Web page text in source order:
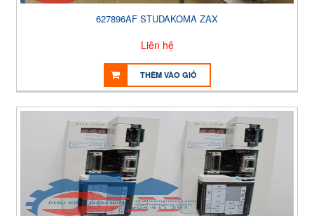
627896AF STUDAKOMA ZAX
Liên hệ
THÊM VÀO GIỎ